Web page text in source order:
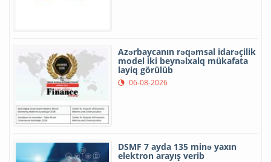
Azərbaycanın rəqəmsal idarəçilik
model iki beynəlxalq mükafata
layiq görülüb
06-08-2026
DSMF 7 ayda 135 minə yaxın
elektron arayış verib